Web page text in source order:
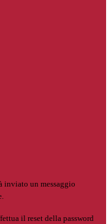
inviato un messaggio
il reset della password